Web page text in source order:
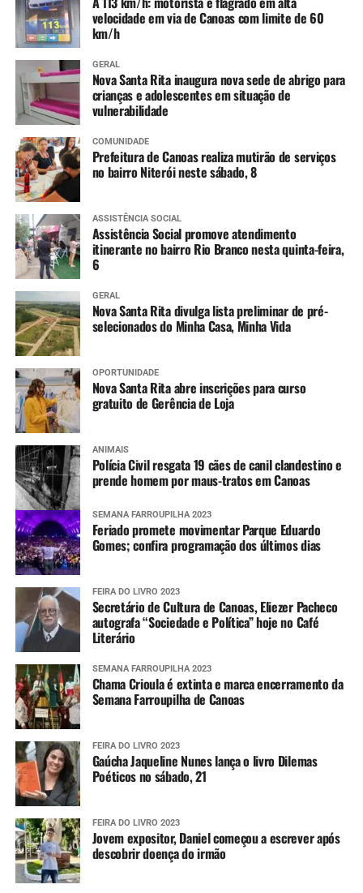
velocidade em via de Canoas com limite de 60
km/h
GERAL
Nova Santa Rita inaugura nova sede de abrigo para
crianças e adolescentes em situação de
vulnerabilidade
COMUNIDADE
Prefeitura de Canoas realiza mutirão de serviços
no bairro Niterói neste sábado, 8
ASSISTÊNCIA SOCIAL
Assistência Social promove atendimento
itinerante no bairro Rio Branco nesta quinta-feira,
6
GERAL
Nova Santa Rita divulga lista preliminar de pré-
selecionados do Minha Casa, Minha Vida
OPORTUNIDADE
Nova Santa Rita abre inscrições para curso
gratuito de Gerência de Loja
ANIMAIS
Polícia Civil resgata 19 cães de canil clandestino e
prende homem por maus-tratos em Canoas
SEMANA FARROUPILHA 2023
Feriado promete movimentar Parque Eduardo
Gomes; confira programação dos últimos dias
FEIRA DO LIVRO 2023
Secretário de Cultura de Canoas, Eliezer Pacheco
autografa “Sociedade e Política” hoje no Café
Literário
SEMANA FARROUPILHA 2023
Chama Crioula é extinta e marca encerramento da
Semana Farroupilha de Canoas
FEIRA DO LIVRO 2023
Gaúcha Jaqueline Nunes lança o livro Dilemas
Poéticos no sábado, 21
FEIRA DO LIVRO 2023
Jovem expositor, Daniel começou a escrever após
descobrir doença do irmão